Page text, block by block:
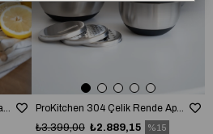
Antrasit Silikon Kapaklı Cam Saklama Kabı Seti (4lü) Sızdırmaz & Vakumlu
ProKitchen 304 Çelik Rende Aparatlı Saklama ve Hazırlık Seti
₺2.889,15
₺3.399,00 %15